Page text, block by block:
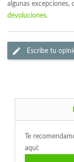
algunas excepciones,
devoluciones.
Escribe tu
Te
aquí: